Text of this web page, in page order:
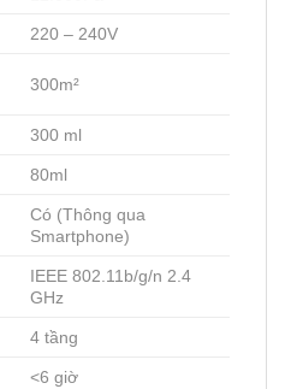
220 – 240V
300m²
300 ml
80ml
Có (Thông qua
Smartphone)
IEEE 802.11b/g/n 2.4
GHz
4 tầng
<6 giờ